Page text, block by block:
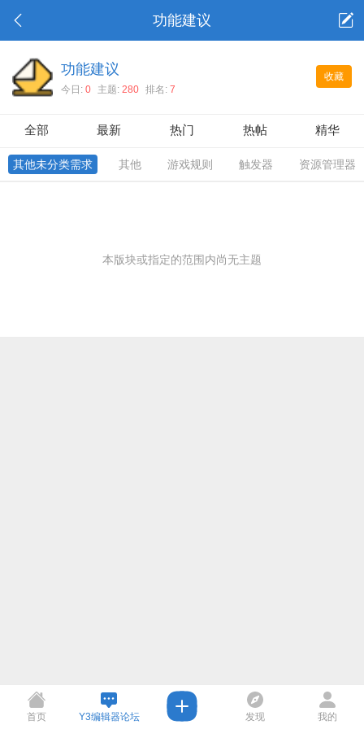
功能建议
收藏
功能建议
今日: 0 主题: 280 排名: 7
全部 最新 热门 热帖 精华
其他未分类需求 其他 游戏规则 触发器 资源管理器
本版块或指定的范围内尚无主题
首页 Y3编辑器论坛 发现 我的